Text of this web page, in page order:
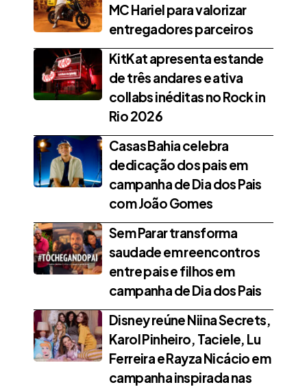
MC Hariel para valorizar
entregadores parceiros
KitKat apresenta estande
de três andares e ativa
collabs inéditas no Rock in
Rio 2026
Casas Bahia celebra
dedicação dos pais em
campanha de Dia dos Pais
com João Gomes
Sem Parar transforma
saudade em reencontros
entre pais e filhos em
campanha de Dia dos Pais
Disney reúne Niina Secrets,
Karol Pinheiro, Taciele, Lu
Ferreira e Rayza Nicácio em
campanha inspirada nas